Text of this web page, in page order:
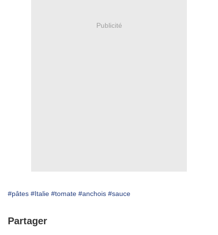
Publicité
#pâtes #Italie #tomate #anchois #sauce
Partager